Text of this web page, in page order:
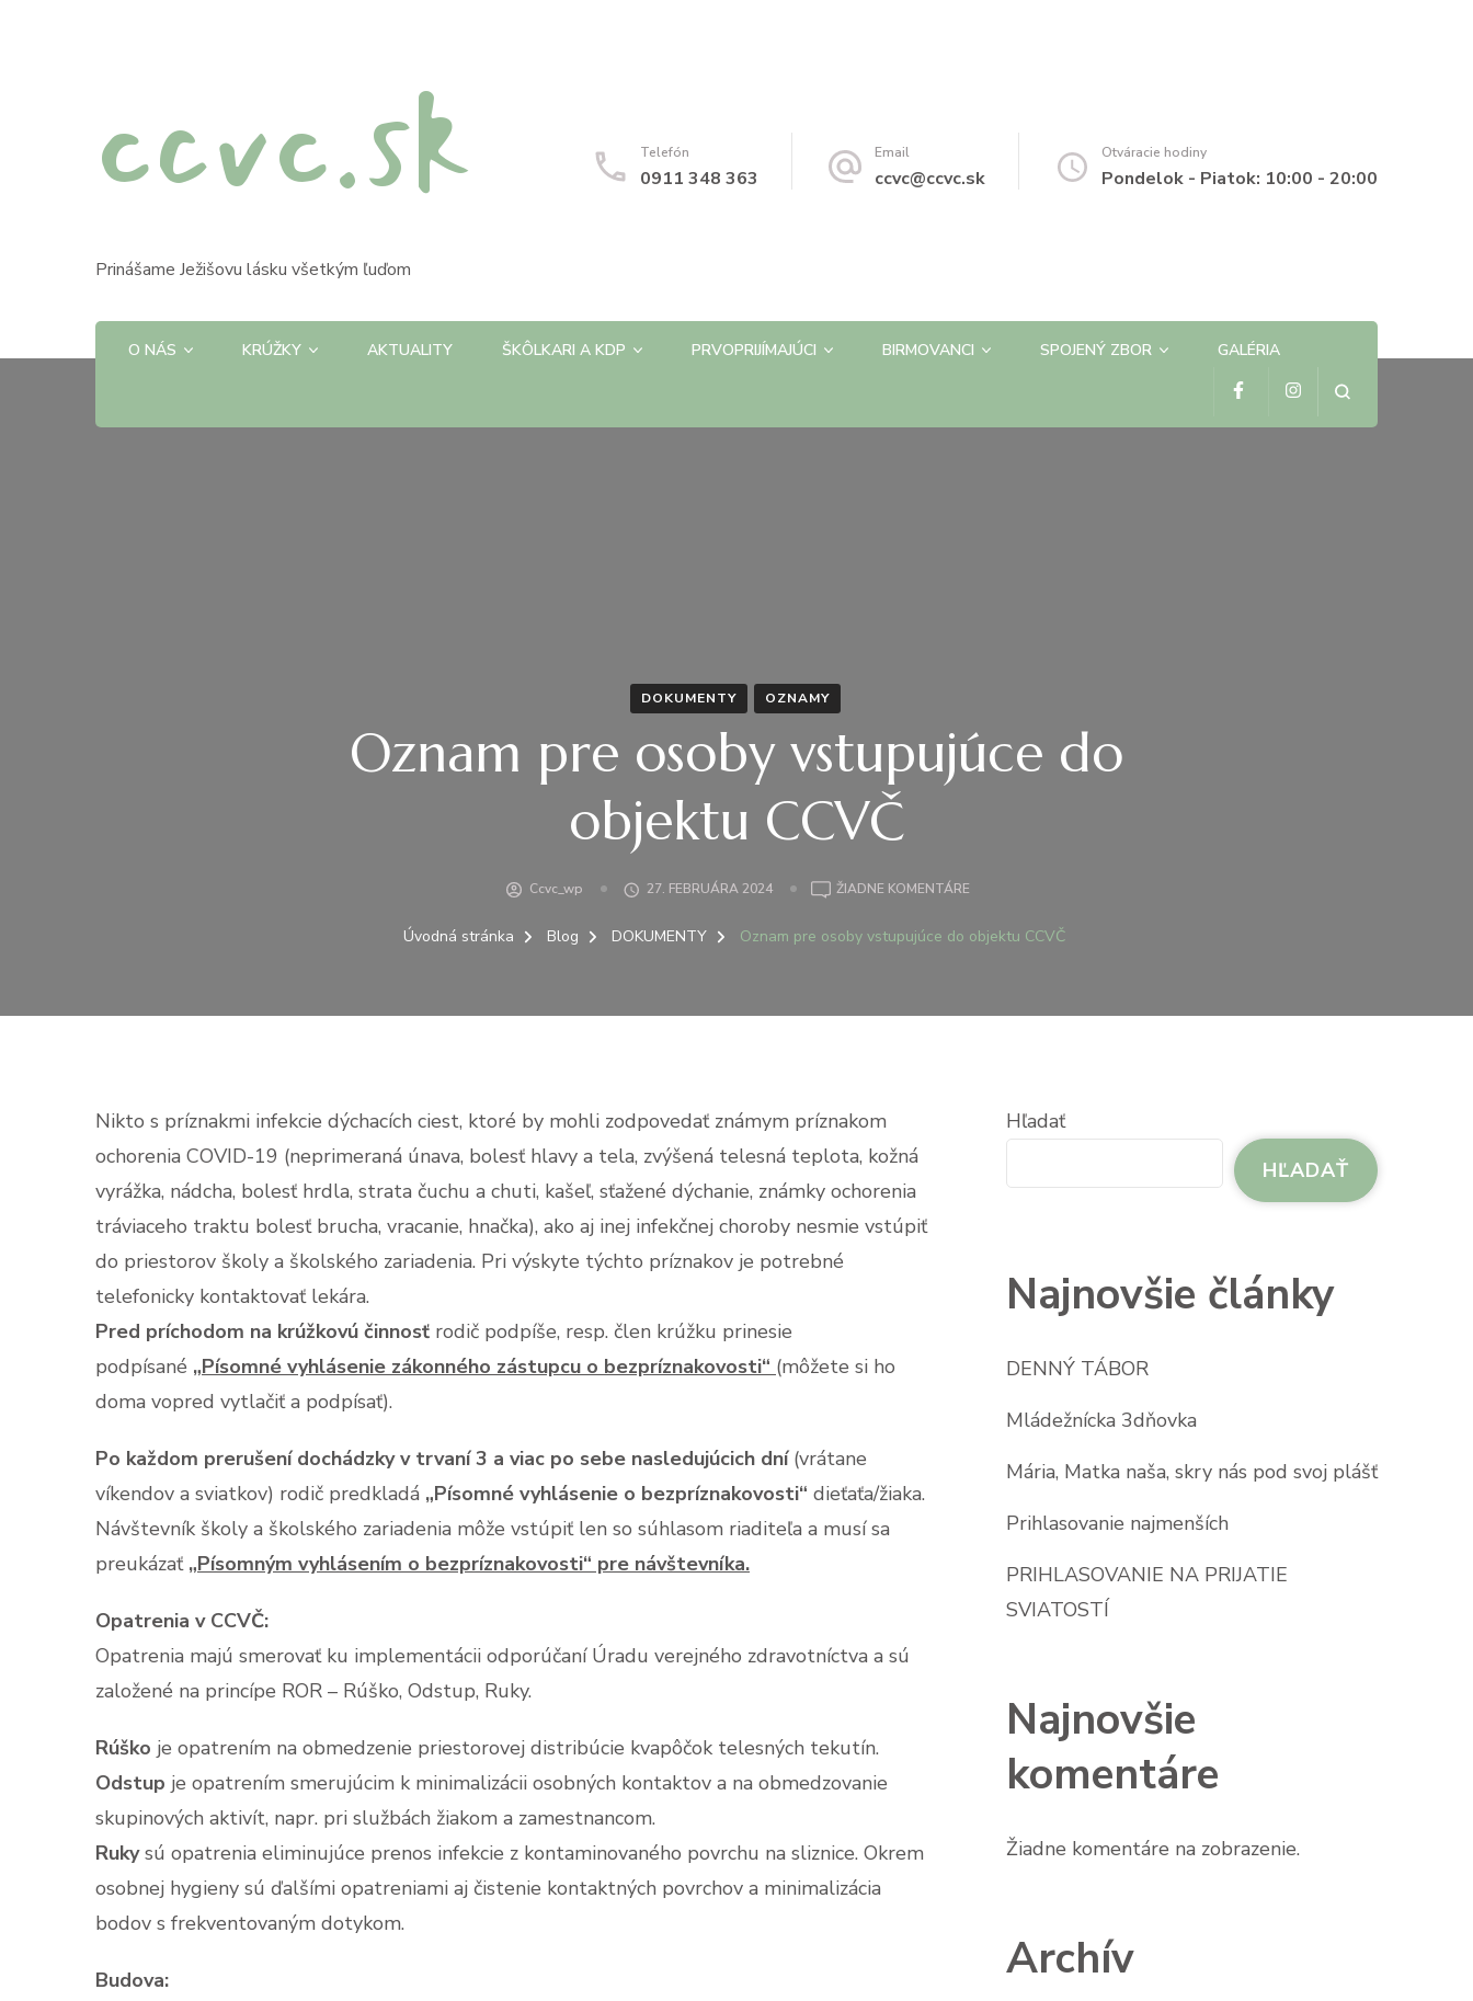
ccvc.sk
Prinášame Ježišovu lásku všetkým ľuďom
Telefón
0911 348 363
Email
ccvc@ccvc.sk
Otváracie hodiny
Pondelok - Piatok: 10:00 - 20:00
O NÁS KRÚŽKY AKTUALITY ŠKÔLKARI A KDP PRVOPRIJÍMAJÚCI BIRMOVANCI SPOJENÝ ZBOR GALÉRIA
DOKUMENTY OZNAMY
Oznam pre osoby vstupujúce do
objektu CCVČ
Ccvc_wp 27. FEBRUÁRA 2024 ŽIADNE KOMENTÁRENA
PRE
Úvodná stránka Blog DOKUMENTY Oznam pre osoby vstupujúce do objektu CCVČ
Nikto s príznakmi infekcie dýchacích ciest, ktoré by mohli zodpovedať známym príznakom
ochorenia COVID-19 (neprimeraná únava, bolesť hlavy a tela, zvýšená telesná teplota, kožná
vyrážka, nádcha, bolesť hrdla, strata čuchu a chuti, kašeľ, sťažené dýchanie, známky ochorenia
tráviaceho traktu bolesť brucha, vracanie, hnačka), ako aj inej infekčnej choroby nesmie vstúpiť
do priestorov školy a školského zariadenia. Pri výskyte týchto príznakov je potrebné
telefonicky kontaktovať lekára.
Pred príchodom na krúžkovú činnosť rodič podpíše, resp. člen krúžku prinesie
podpísané „Písomné vyhlásenie zákonného zástupcu o bezpríznakovosti“ (môžete si ho
doma vopred vytlačiť a podpísať).
Po každom prerušení dochádzky v trvaní 3 a viac po sebe nasledujúcich dní (vrátane
víkendov a sviatkov) rodič predkladá „Písomné vyhlásenie o bezpríznakovosti“ dieťaťa/žiaka.
Návštevník školy a školského zariadenia môže vstúpiť len so súhlasom riaditeľa a musí sa
preukázať „Písomným vyhlásením o bezpríznakovosti“ pre návštevníka.
Opatrenia v CCVČ:
Opatrenia majú smerovať ku implementácii odporúčaní Úradu verejného zdravotníctva a sú
založené na princípe ROR – Rúško, Odstup, Ruky.
Rúško je opatrením na obmedzenie priestorovej distribúcie kvapôčok telesných tekutín.
Odstup je opatrením smerujúcim k minimalizácii osobných kontaktov a na obmedzovanie
skupinových aktivít, napr. pri službách žiakom a zamestnancom.
Rukysú opatrenia eliminujúce prenos infekcie z kontaminovaného povrchu na sliznice. Okrem
osobnej hygieny sú ďalšími opatreniami aj čistenie kontaktných povrchov a minimalizácia
bodov s frekventovaným dotykom.
Budova:
Hľadať
HĽADAŤ
Najnovšie články
DENNÝ TÁBOR
Mládežnícka 3dňovka
Mária, Matka naša, skry nás pod svoj plášť
Prihlasovanie najmenších
PRIHLASOVANIE NA PRIJATIE
SVIATOSTÍ
Najnovšie
komentáre
Žiadne komentáre na zobrazenie.
Archív